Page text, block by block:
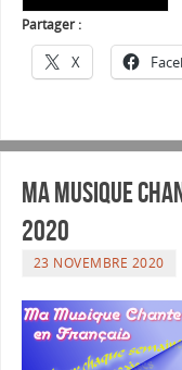
Partager :
X
Ma musique
2020
23 NOVEMBRE 2020